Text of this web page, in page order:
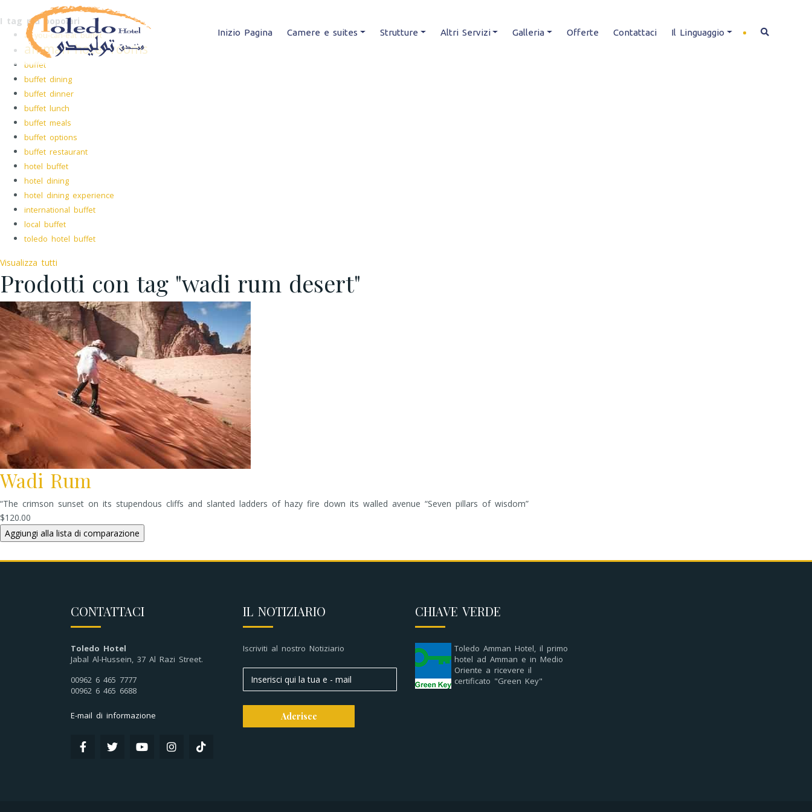
Inizio Pagina Camere e suites Strutture Altri Servizi Galleria Offerte Contattaci Il Linguaggio
I tag più popolari
all-you-can-eat buffet
amman hotel rooms
buffet
buffet dining
buffet dinner
buffet lunch
buffet meals
buffet options
buffet restaurant
hotel buffet
hotel dining
hotel dining experience
international buffet
local buffet
toledo hotel buffet
Visualizza tutti
Prodotti con tag "wadi rum desert"
Wadi Rum
“The crimson sunset on its stupendous cliffs and slanted ladders of hazy fire down its walled avenue “Seven pillars of wisdom”
$120.00
CONTATTACI
Toledo Hotel
Jabal Al-Hussein, 37 Al Razi Street.
00962 6 465 7777
00962 6 465 6688
E-mail di informazione
IL NOTIZIARIO
Iscriviti al nostro Notiziario
CHIAVE VERDE
Toledo Amman Hotel, il primo
hotel ad Amman e in Medio
Oriente a ricevere il
certificato "Green Key"